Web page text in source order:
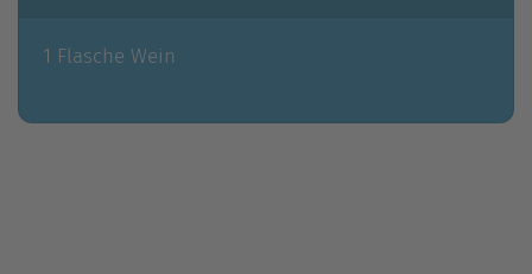
1 Flasche Wein